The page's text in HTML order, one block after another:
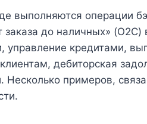
выполняются операции
заказа до наличных»
управление кредитами,
дебиторская
Несколько примеров,